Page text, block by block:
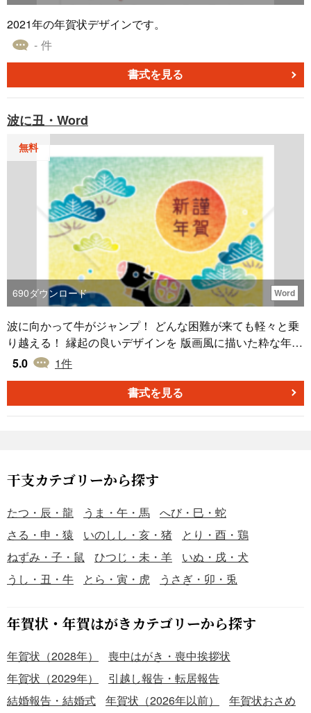
2021年の年賀状デザインです。
- 件
書式を見る
波に丑・Word
無料
690ダウンロード Word
波に向かって牛がジャンプ！ どんな困難が来ても軽々と乗
り越える！ 縁起の良いデザインを 版画風に描いた粋な年賀
状です。 Word形式なので、住所などを入力してお使いいた
5.0 1件
書式を見る
干支カテゴリーから探す
たつ・辰・龍 うま・午・馬
へび・巳・蛇
さる・申・猿
いのしし・亥・猪
とり・酉・鶏
ねずみ・子・鼠
ひつじ・未・羊
いぬ・戌・犬
うし・丑・牛
とら・寅・虎 うさぎ・卯・兎
年賀状・年賀はがきカテゴリーから探す
年賀状（2028年）
喪中はがき・喪中挨拶状
年賀状（2029年）
引越し報告・転居報告
結婚報告・結婚式
年賀状（2026年以前）
年賀状おさめ